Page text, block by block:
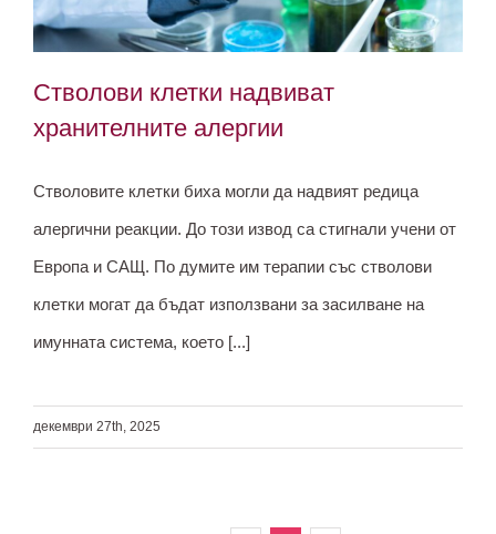
Стволови клетки надвиват
хранителните алергии
Стволови клетки надвиват
хранителните алергии
Стволовите клетки биха могли да надвият редица
алергични реакции. До този извод са стигнали учени от
Европа и САЩ. По думите им терапии със стволови
клетки могат да бъдат използвани за засилване на
имунната система, което [...]
декември 27th, 2025